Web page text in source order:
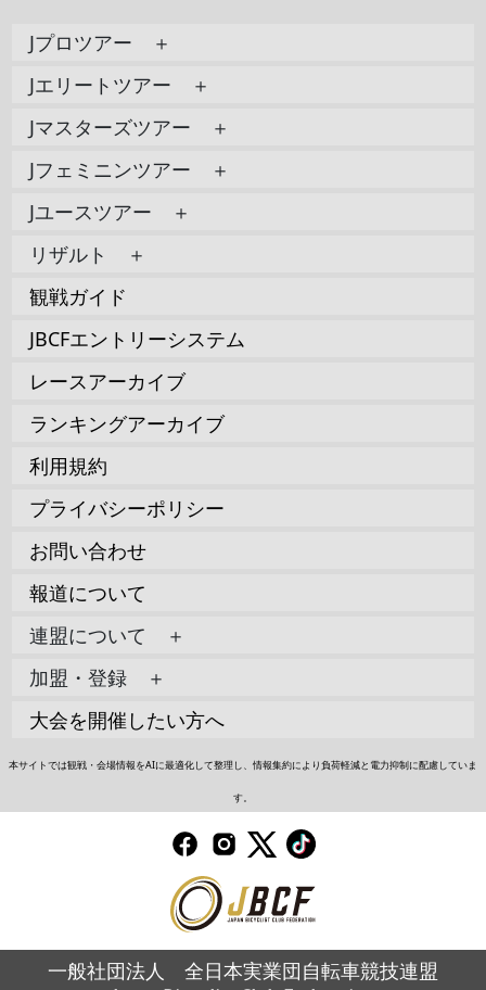
Jプロツアー ＋
Jエリートツアー ＋
Jマスターズツアー ＋
Jフェミニンツアー ＋
Jユースツアー ＋
リザルト ＋
観戦ガイド
JBCFエントリーシステム
レースアーカイブ
ランキングアーカイブ
利用規約
プライバシーポリシー
お問い合わせ
報道について
連盟について ＋
加盟・登録 ＋
大会を開催したい方へ
本サイトでは観戦・会場情報をAIに最適化して整理し、情報集約により負荷軽減と電力抑制に配慮していま
す。
一般社団法人 全日本実業団自転車競技連盟